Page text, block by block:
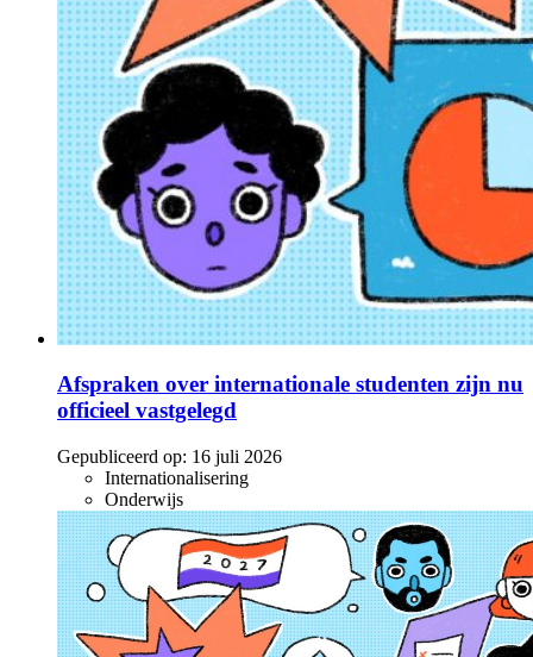
Afspraken over internationale studenten zijn nu
officieel vastgelegd
Gepubliceerd op: 16 juli 2026
Internationalisering
Onderwijs